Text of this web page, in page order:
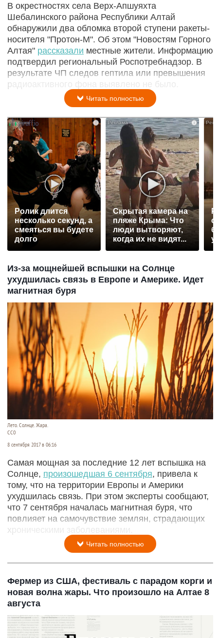
В окрестностях села Верх-Апшуяхта
Шебалинского района Республики Алтай
обнаружили два обломка второй ступени ракеты-
носителя "Протон-М". Об этом "Новостям Горного
Алтая" рассказали местные жители. Информацию
подтвердил региональный Роспотребнадзор. В
результате ЧП следов гептила или превышения
радиоактивного фона выявлено не было.
Читать полностью
Ролик длится
несколько секунд, а
смеяться вы будете
долго
i
Скрытая камера на
пляже Крыма: Что
люди вытворяют,
когда их не видят...
Из-за мощнейшей вспышки на Солнце
ухудшилась связь в Европе и Америке. Идет
магнитная буря
Лето. Солнце. Жара.
СС0
8 сентября 2017 в 06:16
Самая мощная за последние 12 лет вспышка на
Солнце, произошедшая 6 сентября, привела к
тому, что на территории Европы и Америки
ухудшилась связь. При этом эксперты сообщают,
что 7 сентября началась магнитная буря, что
повлияет на самочувствие землян, страдающих
хроническими заболеваниями.
Читать полностью
Фермер из США, фестиваль с парадом корги и
новая волна жары. Что произошло на Алтае 8
августа